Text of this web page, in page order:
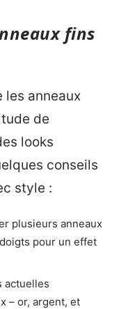
fins
les anneaux
de
looks
conseils
style :
plusieurs anneaux
pour un effet
actuelles
– or, argent, et